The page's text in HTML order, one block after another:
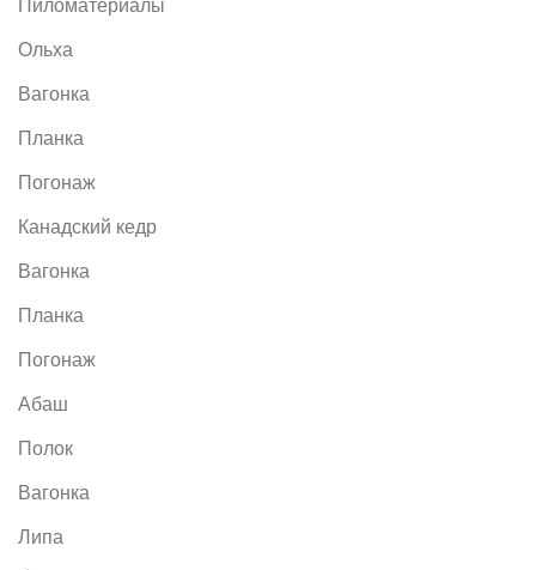
Пиломатериалы
Ольха
Вагонка
Планка
Погонаж
Канадский кедр
Вагонка
Планка
Погонаж
Абаш
Полок
Вагонка
Липа